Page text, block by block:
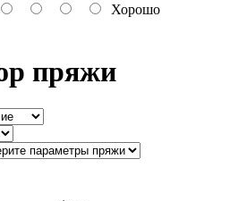
Хорошо
пряжи